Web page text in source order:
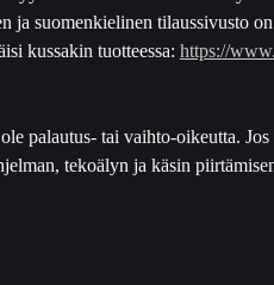
ja suomenkielinen tilaussivusto
kussakin tuotteessa: https://
palautus- tai vaihto-oikeutta.
tekoälyn ja käsin